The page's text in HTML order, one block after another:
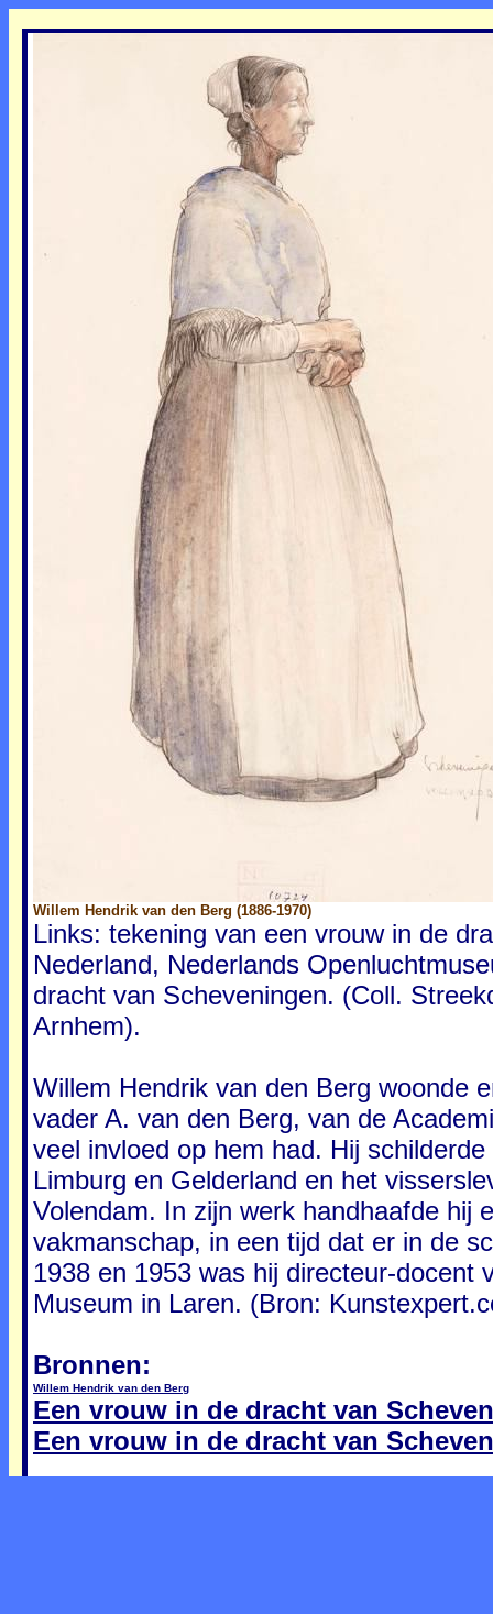
Willem Hendrik van den Berg (1886-1970)
Links: tekening van een vrouw in de
Nederland, Nederlands
dracht van Scheveningen. (Coll.
Arnhem).
Willem Hendrik van den Berg woonde
vader A. van den Berg, van de
veel invloed op hem had. Hij
Limburg en Gelderland en het
Volendam. In zijn werk handhaafde hij
vakmanschap, in een tijd dat er in de
1938 en 1953 was hij directeur-docent
Museum in Laren. (Bron:
Bronnen:
Willem Hendrik van den Berg
Een vrouw in de dracht van
Een vrouw in de dracht van